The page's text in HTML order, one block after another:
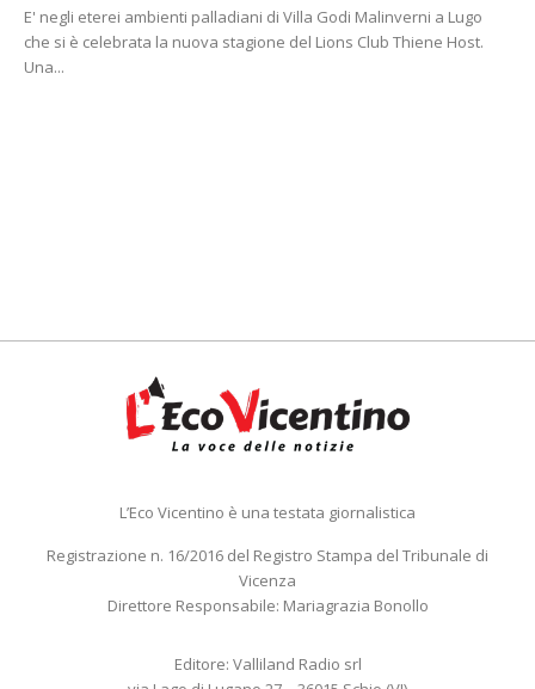
E' negli eterei ambienti palladiani di Villa Godi Malinverni a Lugo
che si è celebrata la nuova stagione del Lions Club Thiene Host.
Una...
L’Eco Vicentino è una testata giornalistica
Registrazione n. 16/2016 del Registro Stampa del Tribunale di
Vicenza
Direttore Responsabile: Mariagrazia Bonollo
Editore: Valliland Radio srl